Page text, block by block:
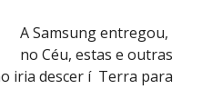
A Samsung entregou,
no Céu, estas e outras
iria descer í Terra para